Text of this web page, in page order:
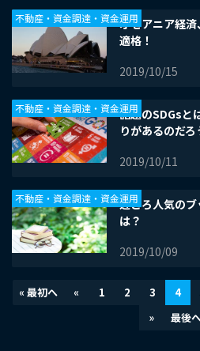
オセアニア経
適格！
2019/10/15
不動産・資金調達・資金運用
話題のSDGsと
りがあるの
2019/10/11
不動産・資金調達・資金運用
近ごろ人気の
は？
2019/10/09
不動産・資金調達・資金運用
« 最初へ « 1 2 3 4
»
最後